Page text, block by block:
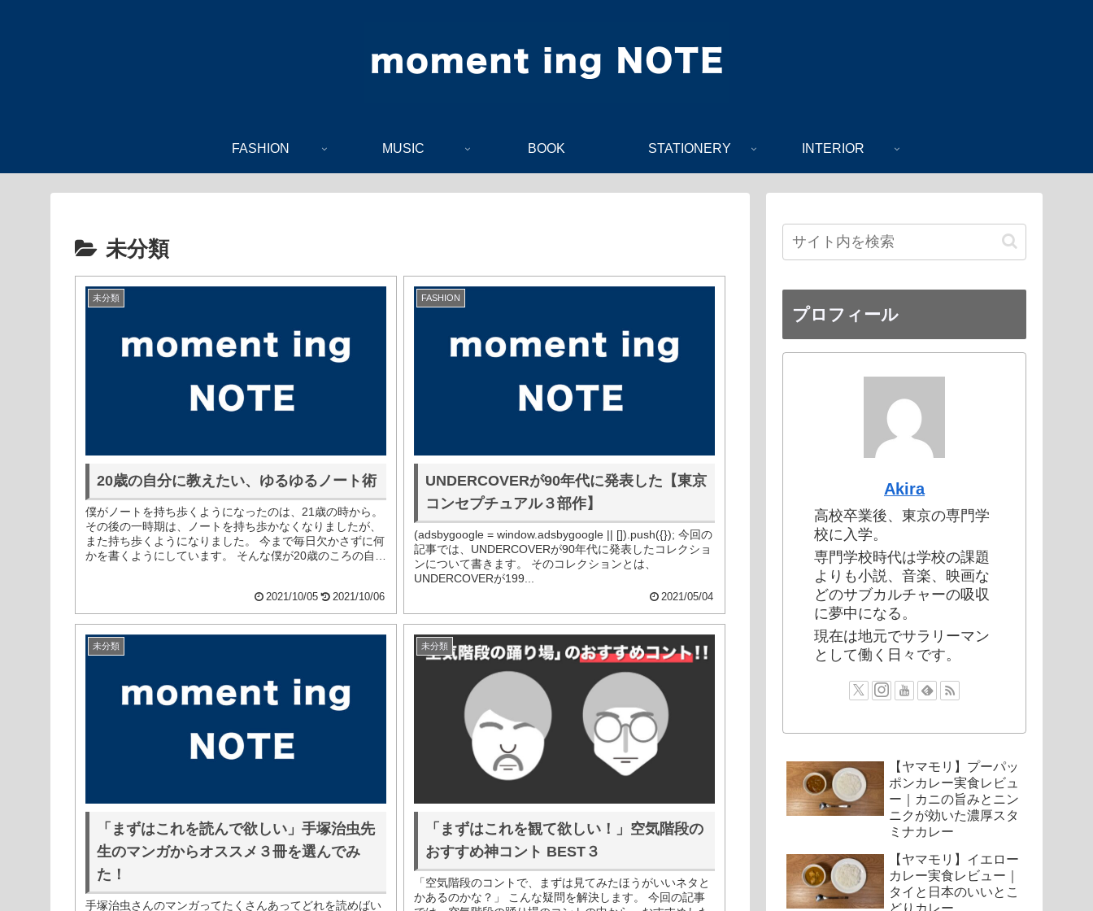
FASHION MUSIC BOOK STATIONERY INTERIOR
未分類
未分類
20歳の自分に教えたい、ゆるゆるノート術
僕がノートを持ち歩くようになったのは、21歳の時から。
その後の一時期は、ノートを持ち歩かなくなりましたが、
また持ち歩くようになりました。 今まで毎日欠かさずに何
かを書くようにしています。 そんな僕が20歳のころの自分
2021/10/05 2021/10/06
FASHION
UNDERCOVERが90年代に発表した【東京
コンセプチュアル３部作】
(adsbygoogle = window.adsbygoogle || []).push({}); 今回の
記事では、UNDERCOVERが90年代に発表したコレクショ
ンについて書きます。 そのコレクションとは、
UNDERCOVERが199...
2021/05/04
未分類
「まずはこれを読んで欲しい」手塚治虫先
生のマンガからオススメ３冊を選んでみ
た！
手塚治虫さんのマンガってたくさんあってどれを読めばい
未分類
「まずはこれを観て欲しい！」空気階段の
おすすめ神コント BEST３
「空気階段のコントで、まずは見てみたほうがいいネタと
かあるのかな？」 こんな疑問を解決します。 今回の記事
プロフィール
Akira
高校卒業後、東京の専門学
校に入学。
専門学校時代は学校の課題
よりも小説、音楽、映画な
どのサブカルチャーの吸収
に夢中になる。
現在は地元でサラリーマン
として働く日々です。
【ヤマモリ】プーパッ
ポンカレー実食レビュ
ー｜カニの旨みとニン
ニクが効いた濃厚スタ
ミナカレー
【ヤマモリ】イエロー
カレー実食レビュー｜
タイと日本のいいとこ
どりカレー